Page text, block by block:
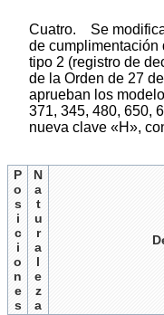
Cuatro. Se
de cumplimentación
tipo 2 (registro de
de la Orden de 27
aprueban los
371, 345, 480, 650,
nueva clave «H»,
P
o
s
i
c
i
o
n
e
s
N
a
t
u
r
a
l
e
z
a